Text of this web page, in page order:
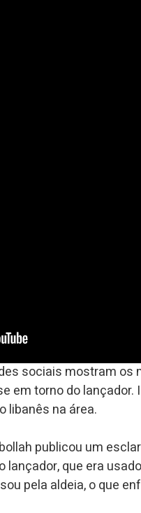
sociais mostram
em torno do
libanês na área.
publicou um
lançador, que era
pela aldeia, o que